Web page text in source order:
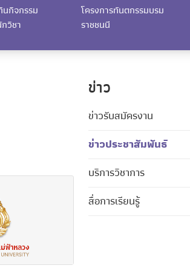
กิจกรรม
วิชา
โครงการทันตกรรมบรม
ราชชนนี
ข่าว
ข่าวรับสมัครงาน
ข่าวประชาสัมพันธ์
บริการวิชาการ
สื่อการเรียนรู้